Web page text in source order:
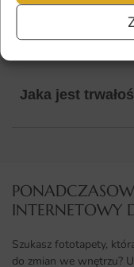
Jaki materiał
Jaka jest
INTERNETOWY
Szukasz fototapety,
do zmian we wnętrzu?